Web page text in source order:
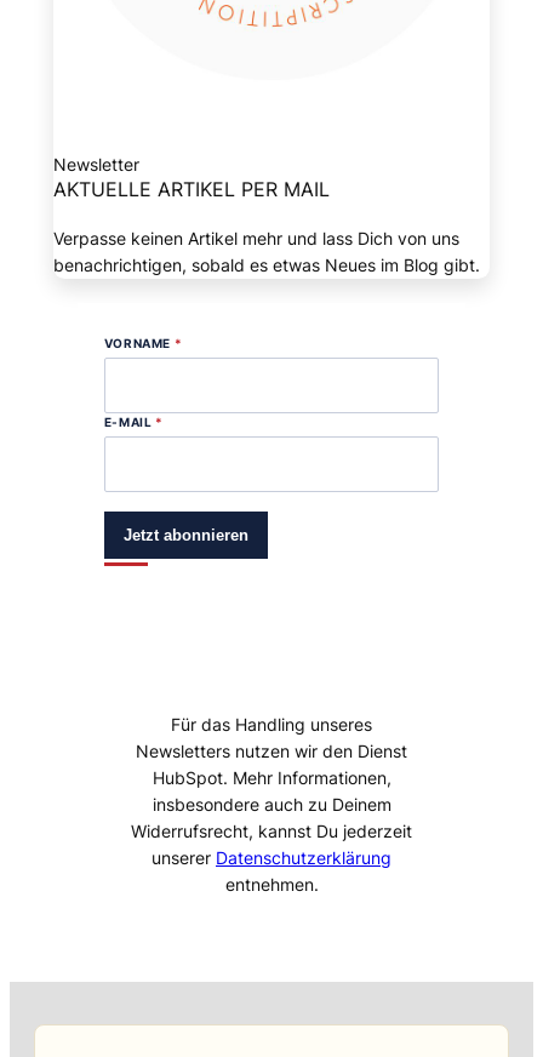
Newsletter
AKTUELLE ARTIKEL PER MAIL
Verpasse keinen Artikel mehr und lass Dich von uns
benachrichtigen, sobald es etwas Neues im Blog gibt.
VORNAME *
E-MAIL *
Jetzt abonnieren
Für das Handling unseres
Newsletters nutzen wir den Dienst
HubSpot. Mehr Informationen,
insbesondere auch zu Deinem
Widerrufsrecht, kannst Du jederzeit
unserer Datenschutzerklärung
entnehmen.